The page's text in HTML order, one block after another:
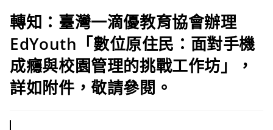
轉知：臺灣一滴優教育協會辦理
EdYouth「數位原住⺠：面對手機
成癮與校園管理的挑戰工作坊」，
詳如附件，敬請參閱。